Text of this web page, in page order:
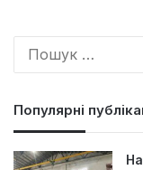
Популярні